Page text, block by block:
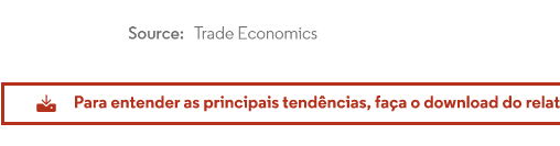
Imagem © Mordor Intelligence. O reuso requer atribuição conforme CC BY 4.0.